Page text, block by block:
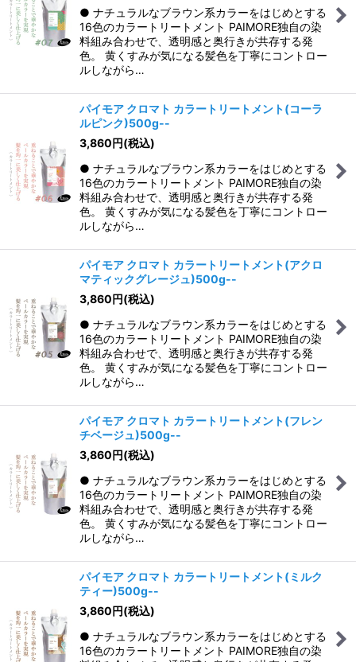
● ナチュラルなブラウン系カラーをはじめとする
16色のカラートリートメント PAIMORE独自の染
料組み合わせで、透明感と奥行きが共存する発
色。 黄くすみが気になる髪色を丁寧にコントロー
ルしながら…
パイモア クロマト カラートリートメント(コーラ
ルピンク)500g--
3,860円(税込)
● ナチュラルなブラウン系カラーをはじめとする
16色のカラートリートメント PAIMORE独自の染
料組み合わせで、透明感と奥行きが共存する発
色。 黄くすみが気になる髪色を丁寧にコントロー
ルしながら…
パイモア クロマト カラートリートメント(アクロ
マティックグレージュ)500g--
3,860円(税込)
● ナチュラルなブラウン系カラーをはじめとする
16色のカラートリートメント PAIMORE独自の染
料組み合わせで、透明感と奥行きが共存する発
色。 黄くすみが気になる髪色を丁寧にコントロー
ルしながら…
パイモア クロマト カラートリートメント(フレン
チベージュ)500g--
3,860円(税込)
● ナチュラルなブラウン系カラーをはじめとする
16色のカラートリートメント PAIMORE独自の染
料組み合わせで、透明感と奥行きが共存する発
色。 黄くすみが気になる髪色を丁寧にコントロー
ルしながら…
パイモア クロマト カラートリートメント(ミルク
ティー)500g--
3,860円(税込)
● ナチュラルなブラウン系カラーをはじめとする
16色のカラートリートメント PAIMORE独自の染